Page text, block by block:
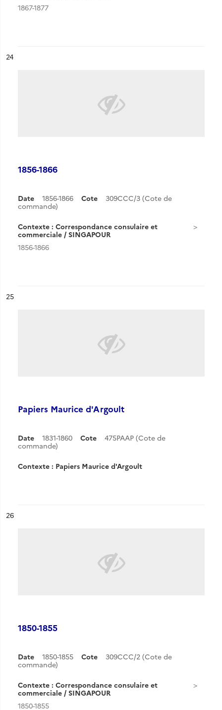
1867-1877
n°
24
1856-1866
Date 1856-1866 Cote
309CCC/3 (Cote de
commande)
Contexte : Correspondance consulaire et
commerciale / SINGAPOUR
1856-1866
n°
25
Papiers Maurice d'Argoult
Date 1831-1860 Cote
475PAAP (Cote de
commande)
Contexte : Papiers Maurice d'Argoult
n°
26
1850-1855
Date 1850-1855 Cote
309CCC/2 (Cote de
commande)
Contexte : Correspondance consulaire et
commerciale / SINGAPOUR
1850-1855